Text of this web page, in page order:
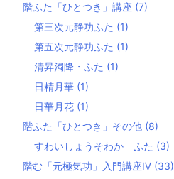
階ふた「ひとつき」講座 (7)
第三次元静功ふた (1)
第五次元静功ふた (1)
清昇濁降・ふた (1)
日精月華 (1)
日華月花 (1)
階ふた「ひとつき」その他 (8)
すわいしょうそわか ふた (3)
階む「元極気功」入門講座Ⅳ (33)